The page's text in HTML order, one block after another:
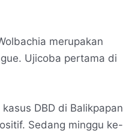
merupakan
Ujicoba pertama di
DBD di Balikpapan
Sedang minggu ke-